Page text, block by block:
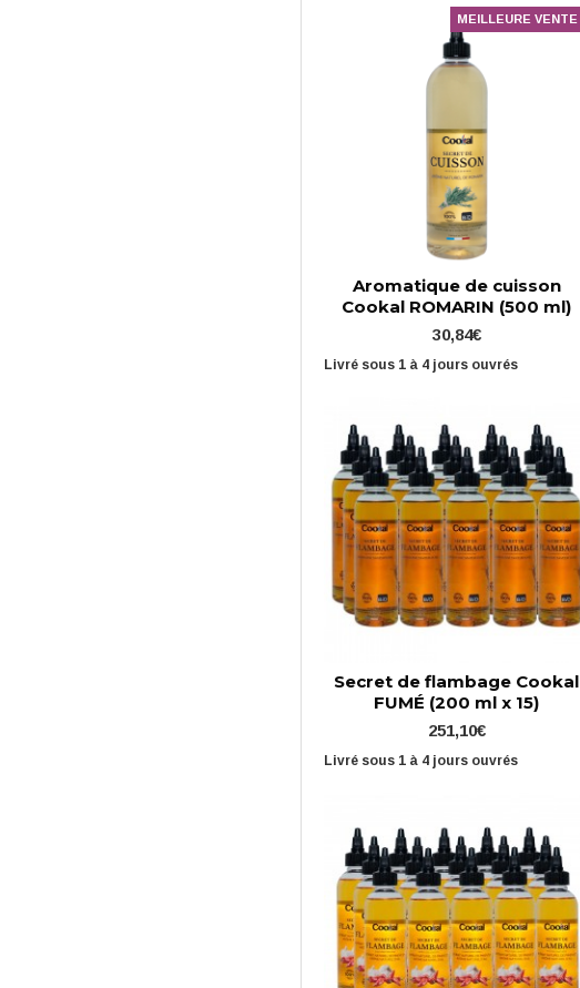
MEILLEURE VENTE
Aromatique de cuisson
Cookal ROMARIN (500 ml)
30,84€
Livré sous 1 à 4 jours ouvrés
Secret de flambage Cookal
FUMÉ (200 ml x 15)
251,10€
Livré sous 1 à 4 jours ouvrés